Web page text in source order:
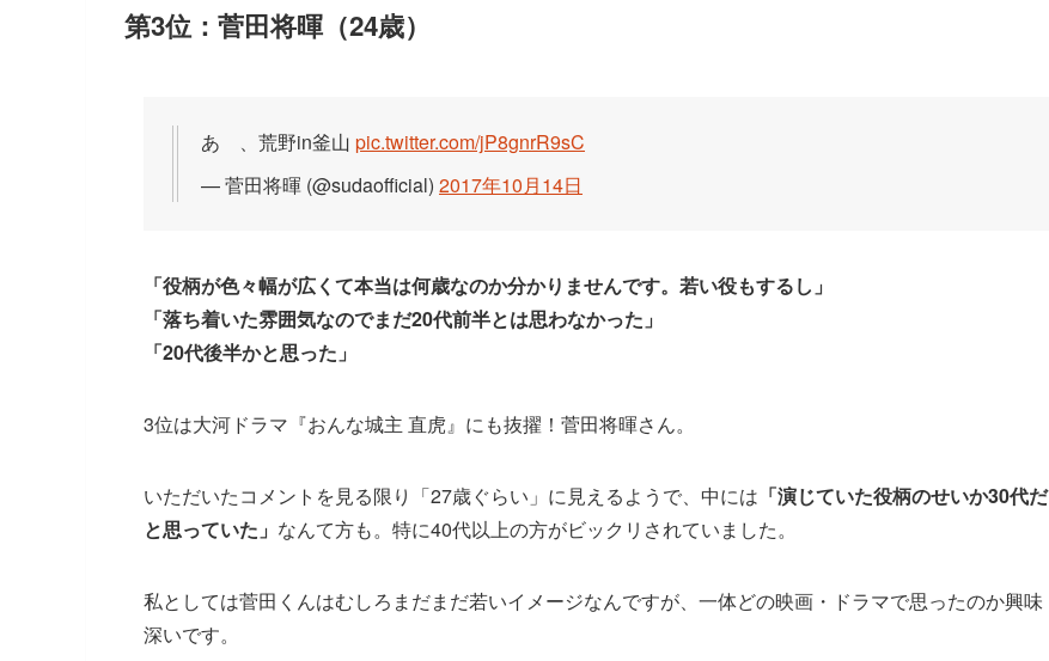
第3位：菅田将暉（24歳）
あゝ、荒野in釜山 pic.twitter.com/jP8gnrR9sC
— 菅田将暉 (@sudaofficial) 2017年10月14日
「役柄が色々幅が広くて本当は何歳なのか分かりませんです。若い役もするし」
「落ち着いた雰囲気なのでまだ20代前半とは思わなかった」
「20代後半かと思った」
3位は大河ドラマ『おんな城主 直虎』にも抜擢！菅田将暉さん。
いただいたコメントを見る限り「27歳ぐらい」に見えるようで、中には 「演じていた役柄のせいか30代だ
と思っていた」 なんて方も。特に40代以上の方がビックリされていました。
私としては菅田くんはむしろまだまだ若いイメージなんですが、一体どの映画・ドラマで思ったのか興味
深いです。